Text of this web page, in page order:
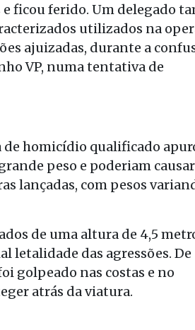
ficou ferido. Um delegado
utilizados na
ajuizadas, durante a
VP, numa tentativa de
homicídio qualificado
peso e poderiam causar
lançadas, com pesos
de uma altura de 4,5
letalidade das agressões. De
golpeado nas costas e no
atrás da viatura.